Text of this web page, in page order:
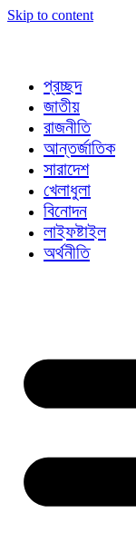
Skip to content
প্রচ্ছদ
জাতীয়
রাজনীতি
আন্তর্জাতিক
সারাদেশ
খেলাধুলা
বিনোদন
লাইফষ্টাইল
অর্থনীতি